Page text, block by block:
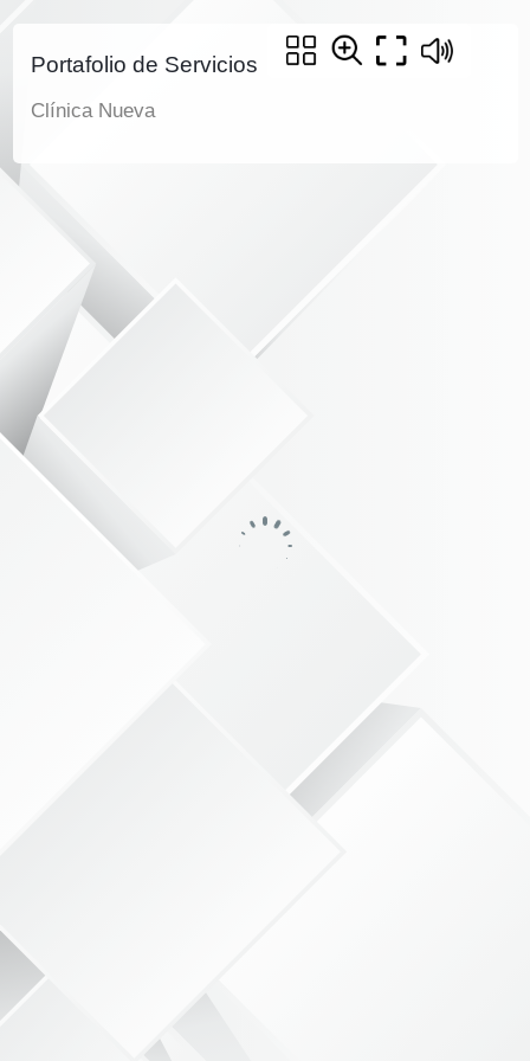
Portafolio de Servicios
Clínica Nueva